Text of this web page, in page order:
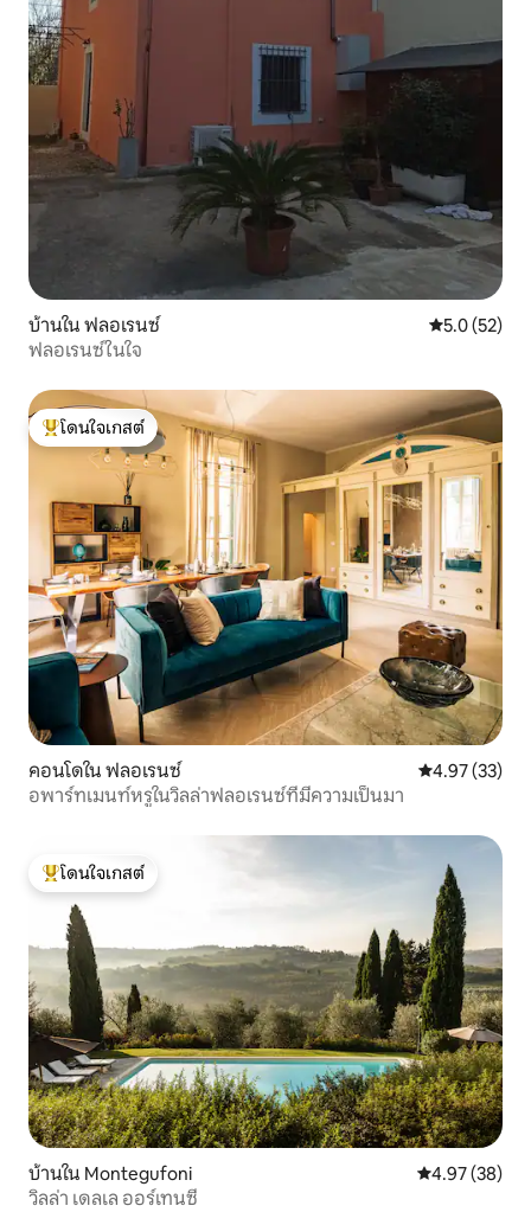
บ้านใน ฟลอเรนซ์ คะแนนเฉลี่ย
5.0 (52)
ฟลอเรนซ์ในใจ
โดนใจเกสต์ที่สุด
โดนใจเกสต์
คอนโดใน ฟลอเรนซ์ คะแนนเฉลี่ย
4.97 (33)
อพาร์ทเมนท์หรูในวิลล่าฟลอเรนซ์ที่มีความเป็นมา
โดนใจเกสต์ที่สุด
โดนใจเกสต์
บ้านใน Montegufoni คะแนนเฉลี่ย
4.97 (38)
วิลล่า เดลเล ออร์เทนซี